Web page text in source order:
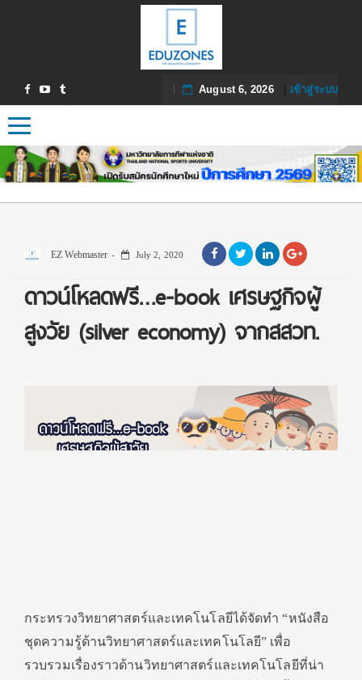
August 6, 2026| เข้าสู่ระบบ
Toggle navigation
EZ Webmaster July 2, 2020
ดาวน์โหลดฟรี…e-book เศรษฐกิจผู้
สูงวัย (silver economy) จากสสวท.
กระทรวงวิทยาศาสตร์และเทคโนโลยีได้จัดทํา “หนังสือ
ชุดความรู้ด้านวิทยาศาสตร์และเทคโนโลยี” เพื่อ
รวบรวมเรื่องราวด้านวิทยาศาสตร์และเทคโนโลยีที่น่า